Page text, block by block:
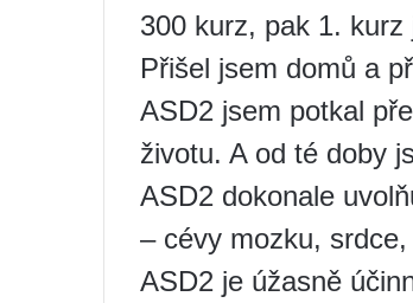
300 kurz, pak 1. kurz
Přišel jsem domů a
ASD2 jsem potkal
životu. A od té doby
ASD2 dokonale
– cévy mozku, srdce,
ASD2 je úžasně